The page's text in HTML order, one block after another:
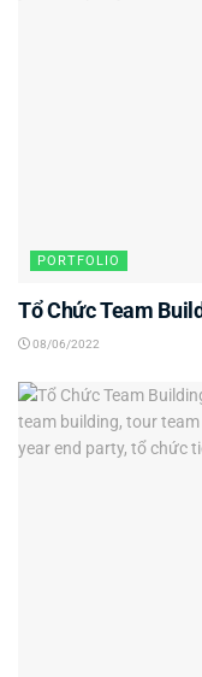
PORTFOLIO
Tổ Chức Team
08/06/2022